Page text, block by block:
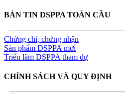
BẢN TIN DSPPA TOÀN CẦU
Chứng chỉ, chứng nhận
Sản phẩm DSPPA mới
Triển lãm DSPPA tham dự
CHÍNH SÁCH VÀ QUY ĐỊNH